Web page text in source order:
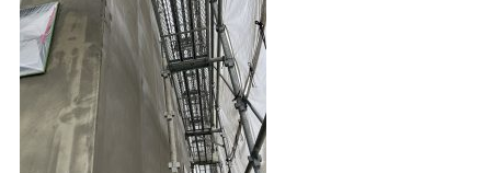
ホームページ
未分類